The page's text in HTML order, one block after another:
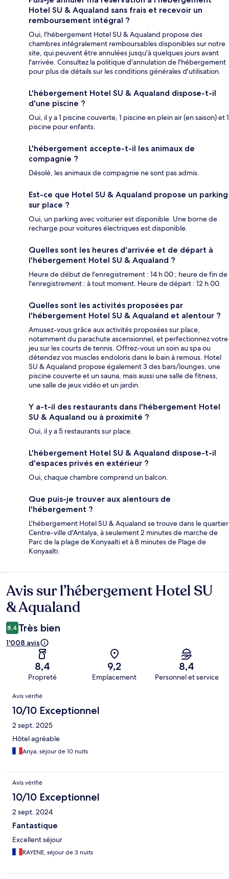
Hotel SU & Aqualand sans frais et recevoir un
remboursement intégral ?
Oui, l'hébergement Hotel SU & Aqualand propose des
chambres intégralement remboursables disponibles sur notre
site, qui peuvent être annulées jusqu'à quelques jours avant
l'arrivée. Consultez la politique d'annulation de l'hébergement
pour plus de détails sur les conditions générales d'utilisation.
L'hébergement Hotel SU & Aqualand dispose-t-il
d'une piscine ?
Oui, il y a 1 piscine couverte, 1 piscine en plein air (en saison) et 1
piscine pour enfants.
L'hébergement accepte-t-il les animaux de
compagnie ?
Désolé, les animaux de compagnie ne sont pas admis.
Est-ce que Hotel SU & Aqualand propose un parking
sur place ?
Oui, un parking avec voiturier est disponible. Une borne de
recharge pour voitures électriques est disponible.
Quelles sont les heures d'arrivée et de départ à
l'hébergement Hotel SU & Aqualand ?
Heure de début de l'enregistrement : 14 h 00 ; heure de fin de
l'enregistrement : à tout moment. Heure de départ : 12 h 00.
Quelles sont les activités proposées par
l'hébergement Hotel SU & Aqualand et alentour ?
Amusez-vous grâce aux activités proposées sur place,
notamment du parachute ascensionnel, et perfectionnez votre
jeu sur les courts de tennis. Offrez-vous un soin au spa ou
détendez vos muscles endoloris dans le bain à remous. Hotel
SU & Aqualand propose également 3 des bars/lounges, une
piscine couverte et un sauna, mais aussi une salle de fitness,
une salle de jeux vidéo et un jardin.
Y a-t-il des restaurants dans l'hébergement Hotel
SU & Aqualand ou à proximité ?
Oui, il y a 5 restaurants sur place.
L'hébergement Hotel SU & Aqualand dispose-t-il
d'espaces privés en extérieur ?
Oui, chaque chambre comprend un balcon.
Que puis-je trouver aux alentours de
l'hébergement ?
L'hébergement Hotel SU & Aqualand se trouve dans le quartier
Centre-ville d'Antalya, à seulement 2 minutes de marche de
Parc de la plage de Konyaalti et à 8 minutes de Plage de
Konyaaltı.
Avis
Avis sur l’hébergement Hotel SU
& Aqualand
8,4 Très bien
1'008 avis
8,4
Propreté
9,2
Emplacement
8,4
Personnel et service
Avis
Avis vérifié
10/10 Exceptionnel
2 sept. 2025
Hôtel agréable
Anya, séjour de 10 nuits
Avis vérifié
10/10 Exceptionnel
2 sept. 2024
Fantastique
Excellent séjour
RAYENE, séjour de 3 nuits